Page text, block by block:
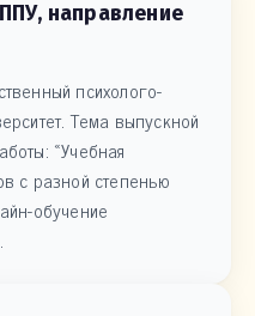
направление
психолого-
Тема выпускной
«Учебная
с разной степенью
обучение